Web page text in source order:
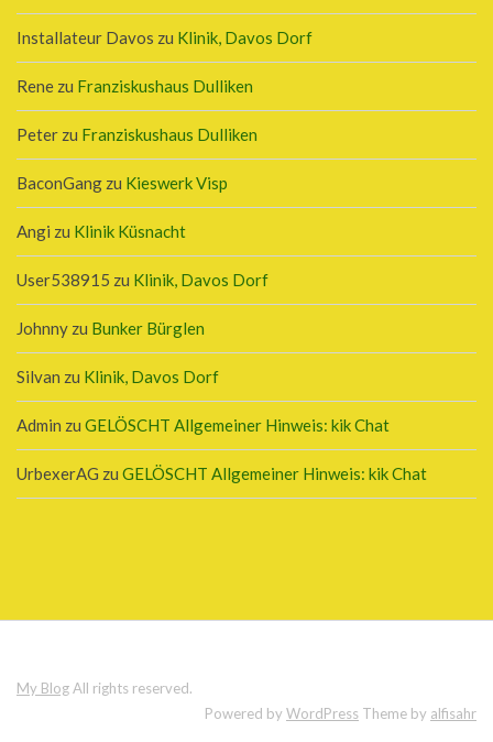
Installateur Davos zu Klinik, Davos Dorf
Rene zu Franziskushaus Dulliken
Peter zu Franziskushaus Dulliken
BaconGang zu Kieswerk Visp
Angi zu Klinik Küsnacht
User538915 zu Klinik, Davos Dorf
Johnny zu Bunker Bürglen
Silvan zu Klinik, Davos Dorf
Admin zu GELÖSCHT Allgemeiner Hinweis: kik Chat
UrbexerAG zu GELÖSCHT Allgemeiner Hinweis: kik Chat
My BlogAll rights reserved.
Powered by WordPress Theme by alfisahr